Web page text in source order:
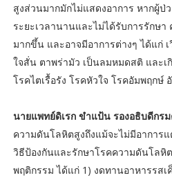
สูงส่วนมากมักไม่แสดงอาการ หากผู้
ระยะเวลานานและไม่ได้รับการรักษา
มากขึ้น และอาจมีอาการต่างๆ ได้แก่
ใจสั่น ตาพร่ามัว เป็นลมหมดสติ และ
โรคไตเรื้อรัง โรคหัวใจ โรคอัมพฤกษ์
นายแพทย์ดิเรก ขำแป้น รองอธิบดีกร
ความดันโลหิตสูงถึงแม้จะไม่มีอาการ
วิธีป้องกันและรักษาโรคความดันโลหิ
พฤติกรรม ได้แก่ 1) งดทานอาหารรส